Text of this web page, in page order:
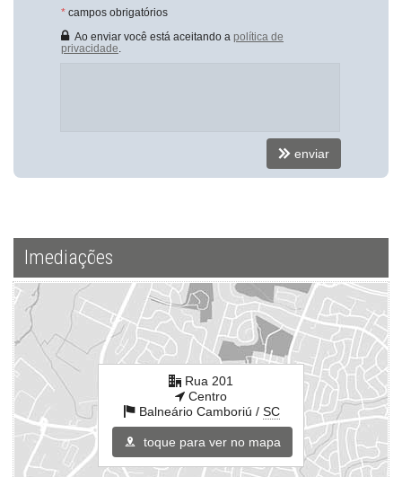
* campos obrigatórios
Ao enviar você está aceitando a política de
privacidade
enviar
Imediações
Rua 201
Centro
Balneário Camboriú / SC
toque para ver no mapa